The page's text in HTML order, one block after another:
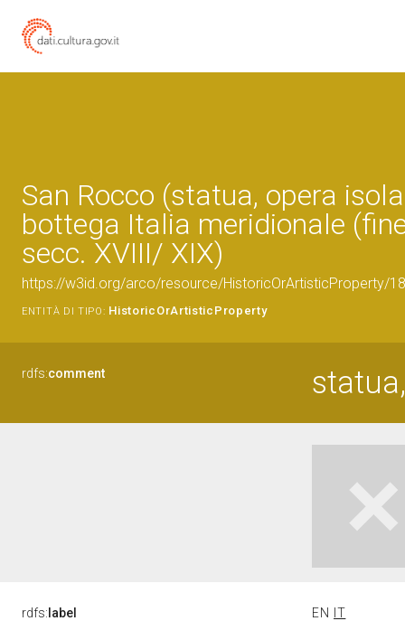
San Rocco (statua, opera
bottega Italia meridionale
secc. XVIII/ XIX)
https://w3id.org/arco/resource/HistoricOrArtisticProperty/
ENTITÀ DI TIPO: HistoricOrArtisticProperty
rdfs:comment
rdfs: label EN IT